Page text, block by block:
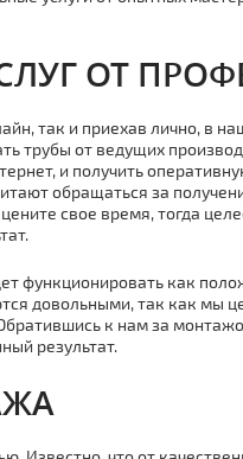
ОТ
так и приехав лично, в
тpубы от ведущих
и получить
обращаться за
свое время, тогда
функционировать как
довольными, так как мы
к нам за
результат.